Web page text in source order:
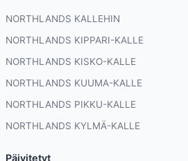
NORTHLANDS KALLEHIN
NORTHLANDS KIPPARI-KALLE
NORTHLANDS KISKO-KALLE
NORTHLANDS KUUMA-KALLE
NORTHLANDS PIKKU-KALLE
NORTHLANDS KYLMÄ-KALLE
Päivitetyt